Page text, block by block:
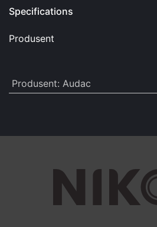
Specifications
Produsent
Produsent: Audac